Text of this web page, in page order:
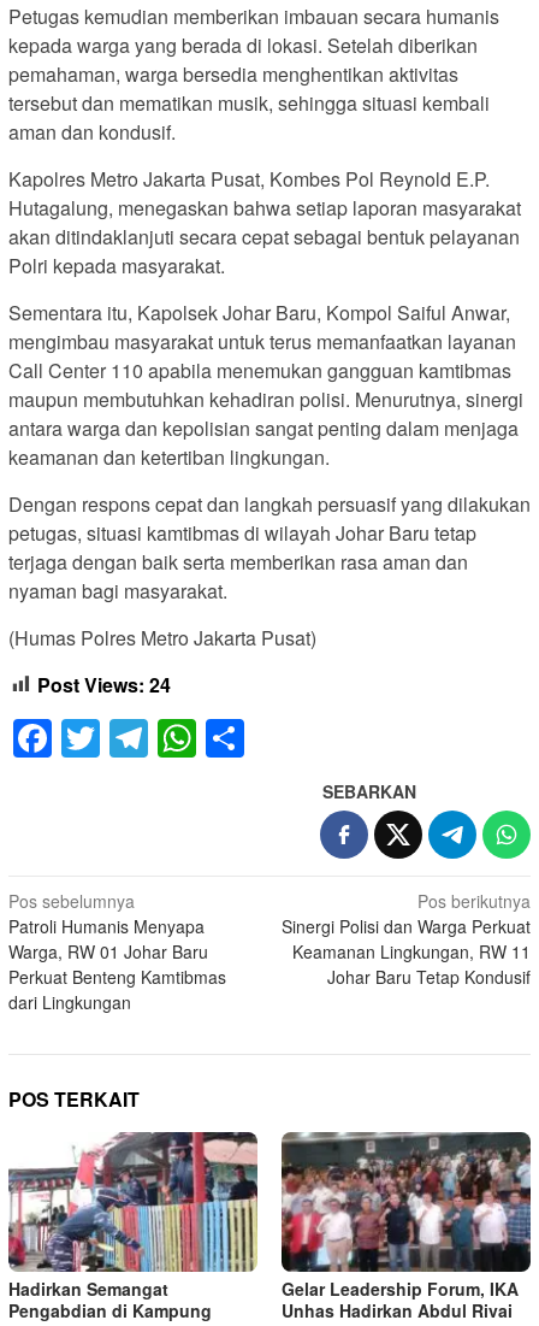
Petugas kemudian memberikan imbauan secara humanis
kepada warga yang berada di lokasi. Setelah diberikan
pemahaman, warga bersedia menghentikan aktivitas
tersebut dan mematikan musik, sehingga situasi kembali
aman dan kondusif.
Kapolres Metro Jakarta Pusat, Kombes Pol Reynold E.P.
Hutagalung, menegaskan bahwa setiap laporan masyarakat
akan ditindaklanjuti secara cepat sebagai bentuk pelayanan
Polri kepada masyarakat.
Sementara itu, Kapolsek Johar Baru, Kompol Saiful Anwar,
mengimbau masyarakat untuk terus memanfaatkan layanan
Call Center 110 apabila menemukan gangguan kamtibmas
maupun membutuhkan kehadiran polisi. Menurutnya, sinergi
antara warga dan kepolisian sangat penting dalam menjaga
keamanan dan ketertiban lingkungan.
Dengan respons cepat dan langkah persuasif yang dilakukan
petugas, situasi kamtibmas di wilayah Johar Baru tetap
terjaga dengan baik serta memberikan rasa aman dan
nyaman bagi masyarakat.
(Humas Polres Metro Jakarta Pusat)
Post Views: 24
Facebook
TwitterTelegram
WhatsApp
SEBARKAN
Navigasi
pos
Pos sebelumnya
Patroli Humanis Menyapa
Warga, RW 01 Johar Baru
Perkuat Benteng Kamtibmas
dari Lingkungan
Pos berikutnya
Sinergi Polisi dan Warga Perkuat
Keamanan Lingkungan, RW 11
Johar Baru Tetap Kondusif
POS TERKAIT
Hadirkan Semangat
Pengabdian di Kampung
Gelar Leadership Forum, IKA
Unhas Hadirkan Abdul Rivai